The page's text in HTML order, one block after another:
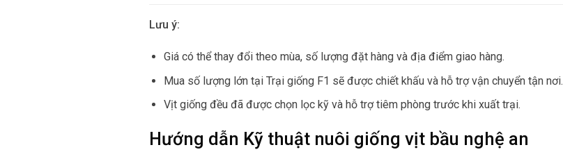
Lưu ý:
Giá có thể thay đổi theo mùa, số lượng đặt hàng và địa điểm giao hàng.
Mua số lượng lớn tại Trại giống F1 sẽ được chiết khấu và hỗ trợ vận chuyển tận nơi.
Vịt giống đều đã được chọn lọc kỹ và hỗ trợ tiêm phòng trước khi xuất trại.
Hướng dẫn Kỹ thuật nuôi giống vịt bầu nghệ an